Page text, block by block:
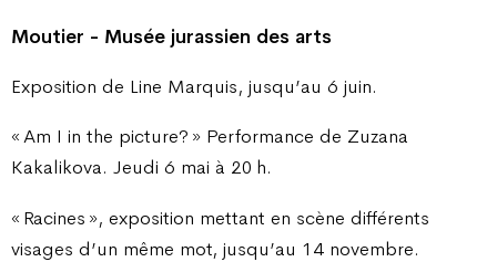
Moutier - Musée jurassien des arts
Exposition de Line Marquis, jusqu’au 6 juin.
« Am I in the picture? » Performance de Zuzana
Kakalikova. Jeudi 6 mai à 20 h.
« Racines », exposition mettant en scène différents
visages d’un même mot, jusqu’au 14 novembre.